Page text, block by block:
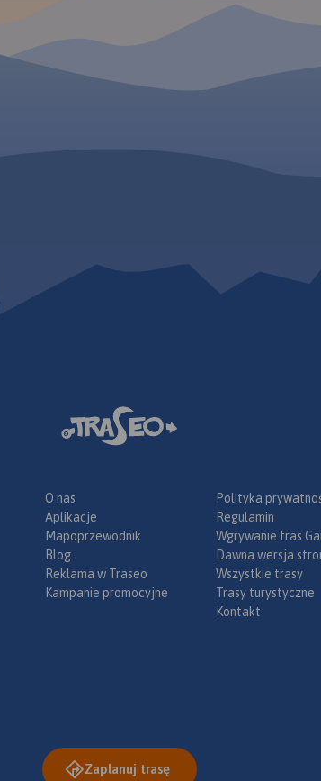
O nas
Aplikacje
Mapoprzewodnik
Blog
Reklama w Traseo
Kampanie promocyjne
Polityka
Regulamin
Wgrywanie tras
Dawna wersja
Wszystkie trasy
Trasy turystyczne
Kontakt
Zaplanuj trasę